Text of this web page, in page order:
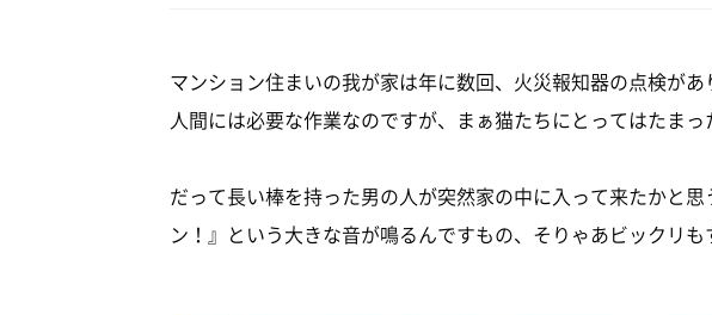
マンション住まいの我が家は年に数回、火災報知器の点検があ
人間には必要な作業なのですが、まぁ猫たちにとってはたまっ
だって長い棒を持った男の人が突然家の中に入って来たかと
ン！』という大きな音が鳴るんですもの、そりゃあビックリ